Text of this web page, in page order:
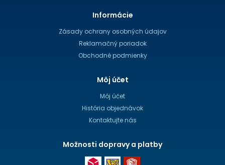
Informácie
Zásady ochrany osobných údajov
Reklamačný poriadok
Obchodné podmienky
Môj účet
Môj účet
História objednávok
Kontaktujte nás
Možnosti dopravy a platby